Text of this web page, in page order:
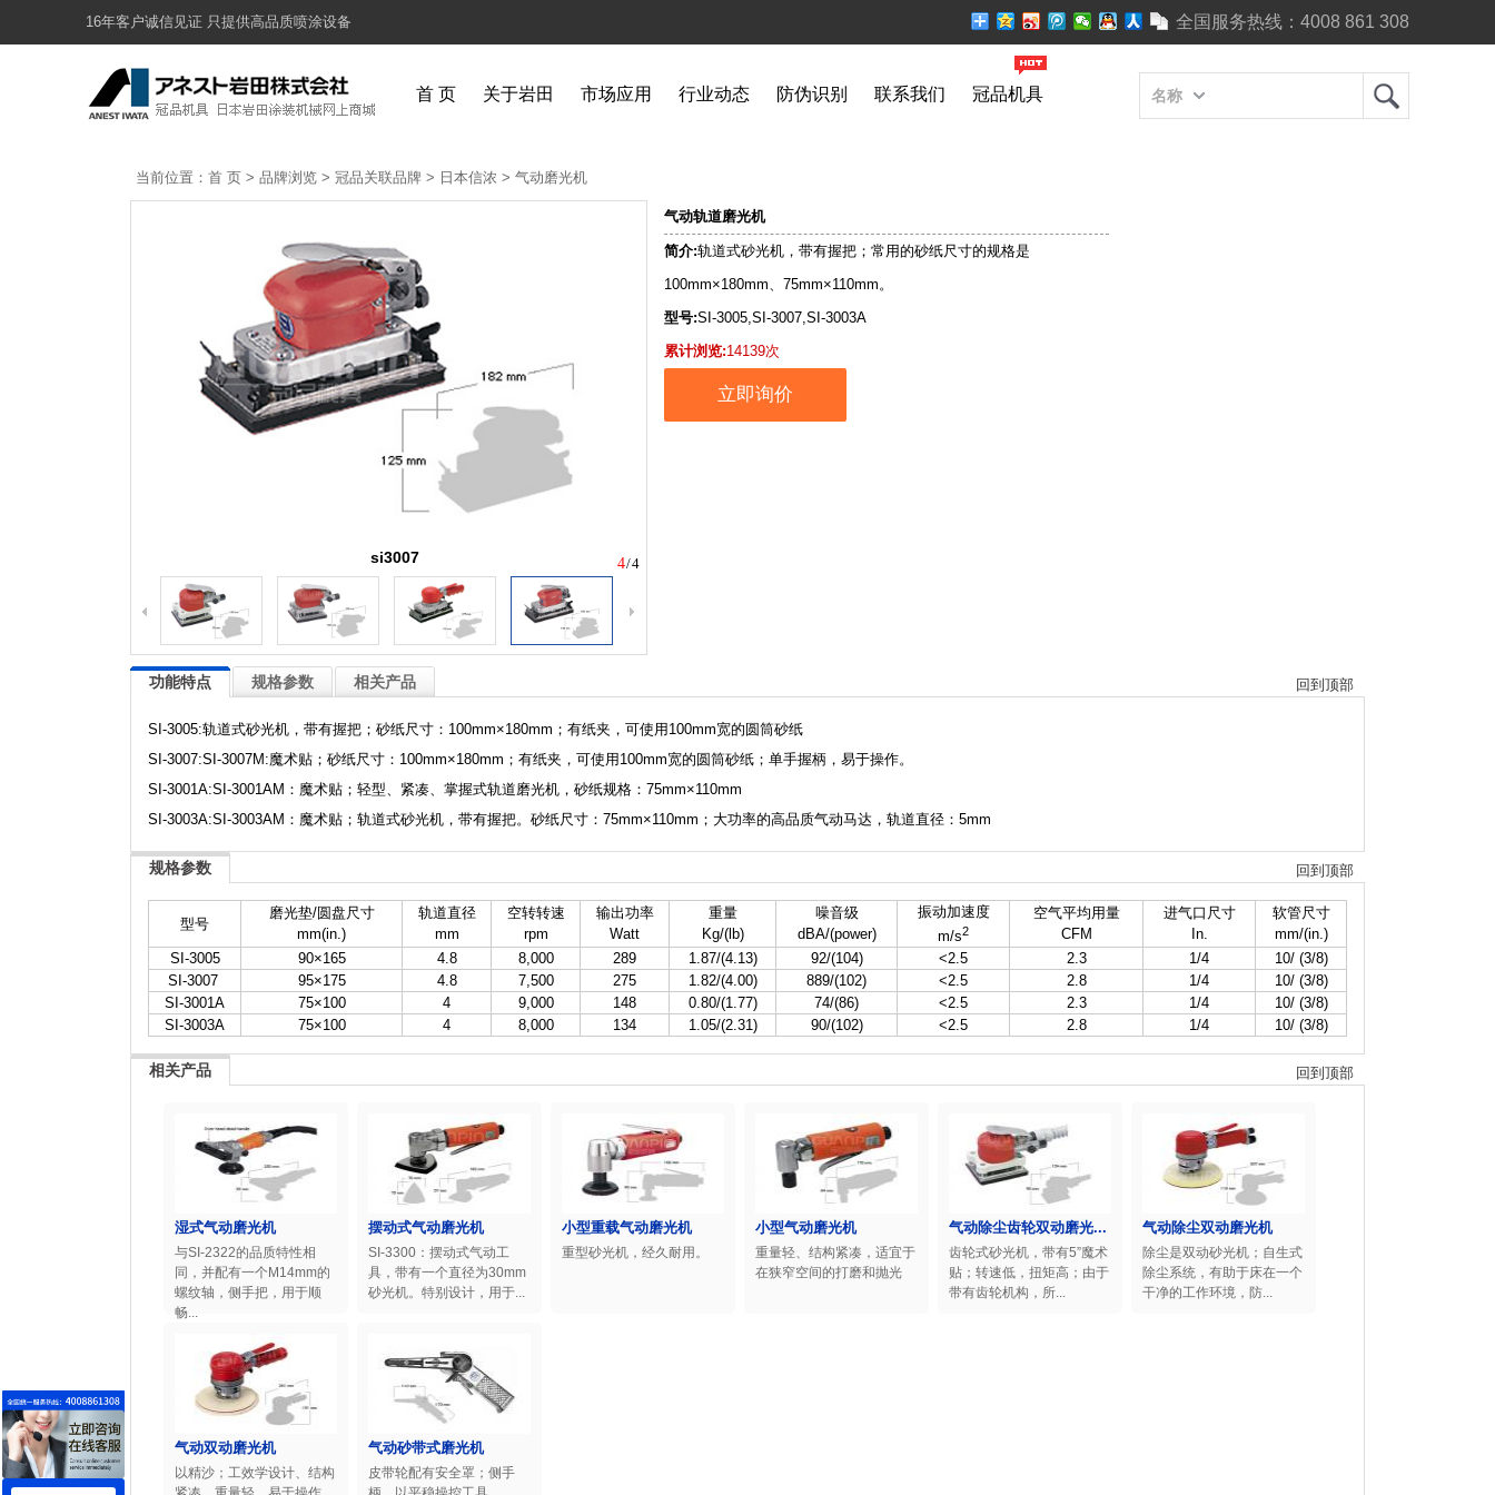
16年客户诚信见证 只提供高品质喷涂设备 全国服务热线： 4008 861 308
首 页 关于岩田 市场应用 行业动态 防伪识别 联系我们 冠品机具 名称
当前位置： 首 页 > 品牌浏览 > 冠品关联品牌 > 日本信浓 > 气动磨光机
si3007 4/4
气动轨道磨光机
简介:轨道式砂光机，带有握把；常用的砂纸尺寸的规格是
100mm×180mm、75mm×110mm。
型号:SI-3005,SI-3007,SI-3003A
累计浏览:14139次
立即询价
回到顶部
功能特点 规格参数 相关产品
SI-3005:轨道式砂光机，带有握把；砂纸尺寸：100mm×180mm；有纸夹，可使用100mm宽的圆筒砂纸
SI-3007:SI-3007M:魔术贴；砂纸尺寸：100mm×180mm；有纸夹，可使用100mm宽的圆筒砂纸；单手握柄，易于操作。
SI-3001A:SI-3001AM：魔术贴；轻型、紧凑、掌握式轨道磨光机，砂纸规格：75mm×110mm
SI-3003A:SI-3003AM：魔术贴；轨道式砂光机，带有握把。砂纸尺寸：75mm×110mm；大功率的高品质气动马达，轨道直径：5mm
回到顶部
规格参数
型号
磨光垫/圆盘尺寸
mm(in.)
轨道直径
mm
空转转速
rpm
输出功率
Watt
重量
Kg/(lb)
噪音级
dBA/(power)
振动加速度
m/s2
空气平均用量
CFM
进气口尺寸
In.
软管尺寸
mm/(in.)
SI-3005
90×165 4.8 8,000 289 1.87/(4.13) 92/(104) <2.5 2.3 1/4
10/ (3/8)
SI-3007
95×175 4.8 7,500 275 1.82/(4.00) 889/(102) <2.5 2.8 1/4
10/ (3/8)
SI-3001A
75×100 4 9,000 148 0.80/(1.77) 74/(86) <2.5 2.3 1/4
10/ (3/8)
SI-3003A
75×100 4 8,000 134 1.05/(2.31) 90/(102) <2.5 2.8 1/4 10/ (3/8)
回到顶部
相关产品
湿式气动磨光机
与SI-2322的品质特性相
同，并配有一个M14mm的
螺纹轴，侧手把，用于顺
畅...
摆动式气动磨光机
SI-3300：摆动式气动工
具，带有一个直径为30mm
砂光机。特别设计，用于...
小型重载气动磨光机
重型砂光机，经久耐用。
小型气动磨光机
重量轻、结构紧凑，适宜于
在狭窄空间的打磨和抛光
气动除尘齿轮双动磨光...
齿轮式砂光机，带有5”魔术
贴；转速低，扭矩高；由于
带有齿轮机构，所...
气动除尘双动磨光机
除尘是双动砂光机；自生式
除尘系统，有助于床在一个
干净的工作环境，防...
气动双动磨光机
以精沙；工效学设计、结构
气动砂带式磨光机
皮带轮配有安全罩；侧手